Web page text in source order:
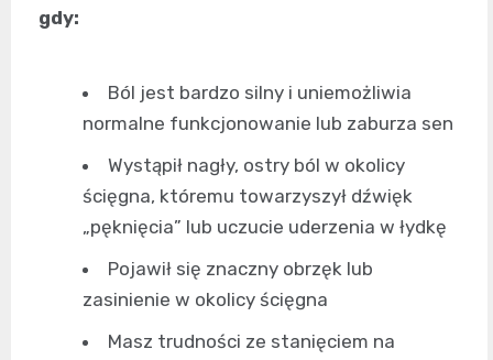
gdy:
Ból jest bardzo silny i uniemożliwia
normalne funkcjonowanie lub zaburza sen
Wystąpił nagły, ostry ból w okolicy
ścięgna, któremu towarzyszył dźwięk
„pęknięcia” lub uczucie uderzenia w łydkę
Pojawił się znaczny obrzęk lub
zasinienie w okolicy ścięgna
Masz trudności ze stanięciem na